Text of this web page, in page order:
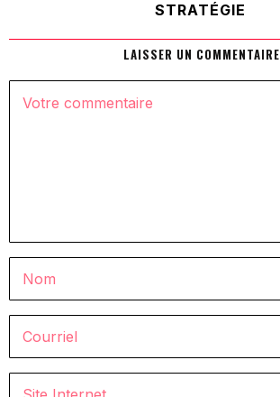
STRATÉGIE
LAISSER UN COMMENTAIRE